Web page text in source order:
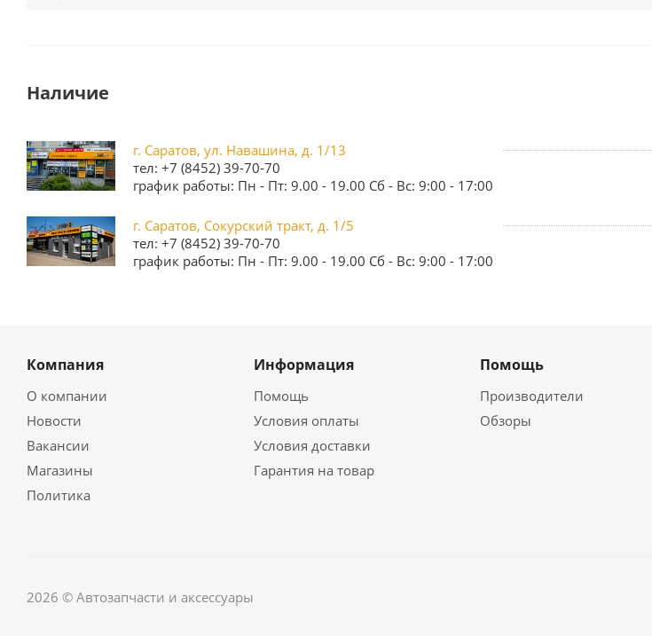
Наличие
г. Саратов, ул. Навашина, д. 1/13
тел: +7 (8452) 39-70-70
график работы: Пн - Пт: 9.00 - 19.00 Сб - Вс: 9:00 - 17:00
г. Саратов, Сокурский тракт, д. 1/5
тел: +7 (8452) 39-70-70
график работы: Пн - Пт: 9.00 - 19.00 Сб - Вс: 9:00 - 17:00
Компания
О компании
Новости
Вакансии
Магазины
Политика
Информация
Помощь
Условия оплаты
Условия доставки
Гарантия на товар
Помощь
Производители
Обзоры
2026 © Автозапчасти и аксессуары